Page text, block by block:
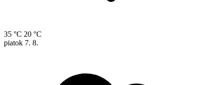
35 °C 20 °C
piatok 7. 8.